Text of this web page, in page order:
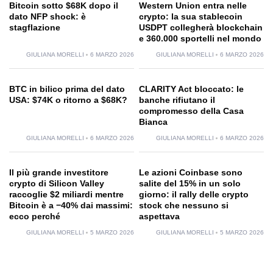
Bitcoin sotto $68K dopo il
dato NFP shock: è
stagflazione
GIULIANA MORELLI 6 MARZO 2026
Western Union entra nelle
crypto: la sua stablecoin
USDPT collegherà blockchain
e 360.000 sportelli nel mondo
GIULIANA MORELLI 6 MARZO 2026
BTC in bilico prima del dato
USA: $74K o ritorno a $68K?
GIULIANA MORELLI 6 MARZO 2026
CLARITY Act bloccato: le
banche rifiutano il
compromesso della Casa
Bianca
GIULIANA MORELLI 6 MARZO 2026
Il più grande investitore
crypto di Silicon Valley
raccoglie $2 miliardi mentre
Bitcoin è a −40% dai massimi:
ecco perché
GIULIANA MORELLI 5 MARZO 2026
Le azioni Coinbase sono
salite del 15% in un solo
giorno: il rally delle crypto
stock che nessuno si
aspettava
GIULIANA MORELLI 5 MARZO 2026